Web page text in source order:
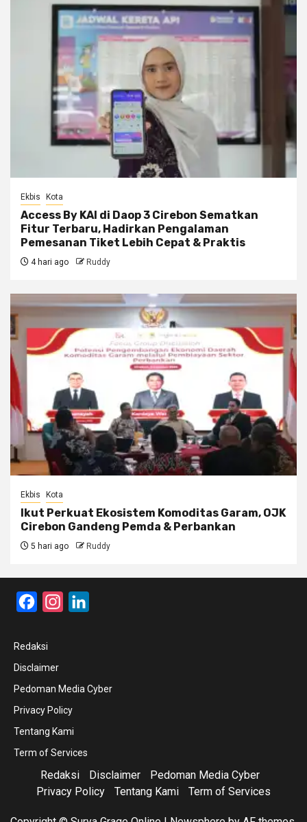
Ekbis Kota
Access By KAI di Daop 3 Cirebon Sematkan
Fitur Terbaru, Hadirkan Pengalaman
Pemesanan Tiket Lebih Cepat & Praktis
4 hari ago Ruddy
Ekbis Kota
Ikut Perkuat Ekosistem Komoditas Garam, OJK
Cirebon Gandeng Pemda & Perbankan
5 hari ago Ruddy
FacebookInstagram
Redaksi
Disclaimer
Pedoman Media Cyber
Privacy Policy
Tentang Kami
Term of Services
Redaksi Disclaimer
Pedoman Media Cyber
Privacy Policy
Tentang Kami Term of Services